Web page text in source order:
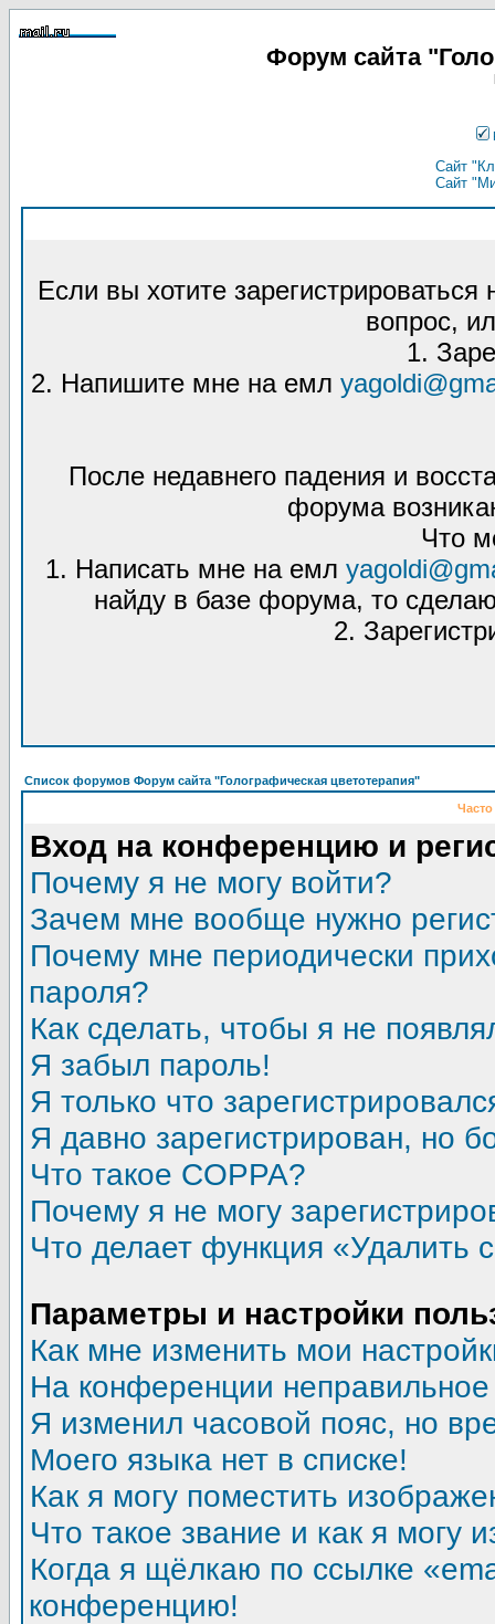
Форум сайта
Сайт
Сайт
Если вы хотите
вопрос,
1.
2. Напишите мне на емл
После недавнего падения и
форума
Что
1. Написать мне на емл
найду в базе форума, то
2.
Список форумов Форум сайта "Голографическая цветотерапия"
Вход на конференцию и
Почему я не могу войти?
Зачем мне вообще нужно
Почему мне периодически
пароля?
Как сделать, чтобы я не
Я забыл пароль!
Я только что
Я давно зарегистрирован, но
Что такое COPPA?
Почему я не могу
Что делает функция «Удалить
Параметры и настройки
Как мне изменить мои
На конференции
Я изменил часовой пояс, но
Моего языка нет в списке!
Как я могу поместить
Что такое звание и как я могу
Когда я щёлкаю по ссылке
конференцию!